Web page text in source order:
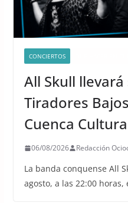
CONCIERTOS
All Skull
Tiradores
Cuenca
06/08/2026 Redacción
La banda conquense All
agosto, a las 22:00